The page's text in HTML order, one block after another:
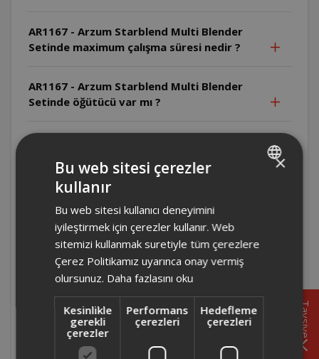
AR1167 - Arzum Starblend Multi Blender
Setinde maximum çalışma süresi nedir ?
AR1167 - Arzum Starblend Multi Blender
Setinde öğütücü var mı ?
AR1167 - Arzum Starblend Multi Blender
Setinin haznesi kaç litre ?
AR1167 - Arzum Starblend Multi Blender
Setinde buz kırma özelliği var mı ?
AR1167 - Arzum Starblend Multi Blender
Seti kaç hız kademesine sahip ?
Tavsiye
×
Bu web sitesi çerezler
kullanır
Bu web sitesi kullanıcı deneyimini
iyileştirmek için çerezler kullanır. Web
sitemizi kullanmak suretiyle tüm çerezlere
Çerez Politikamız uyarınca onay vermiş
olursunuz. Daha fazlasını oku
Kesinlikle
gerekli
çerezler
Performans
çerezleri
Hedefleme
çerezleri